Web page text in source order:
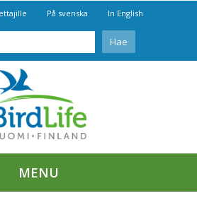
På svenska In English
MENU